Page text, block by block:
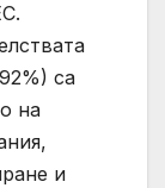
са
на
и